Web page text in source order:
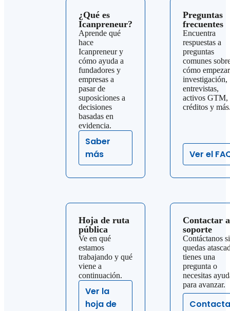
¿Qué es
Icanpreneur?
Aprende qué
hace
Icanpreneur y
cómo ayuda a
fundadores y
empresas a
pasar de
suposiciones a
decisiones
basadas en
evidencia.
Saber
más
Preguntas
frecuentes
Encuentra
respuestas a
preguntas
comunes
cómo
investigación,
entrevistas,
activos GTM,
créditos y
Ver el
Hoja de ruta
pública
Ve en qué
estamos
trabajando y qué
viene a
continuación.
Ver la
hoja de
Contactar a
soporte
Contáctanos
quedas
tienes una
pregunta o
necesitas
para avanzar.